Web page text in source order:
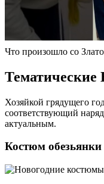
Что произошло со
Тематические
Хозяйкой грядущего
соответствующий
актуальным.
Костюм обезьянки